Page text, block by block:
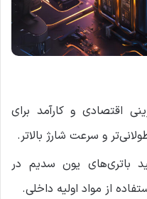
اقتصادی و کارآمد برای
و سرعت شارژ بالاتر.
باتری‌های یون سدیم در
از مواد اولیه داخلی.